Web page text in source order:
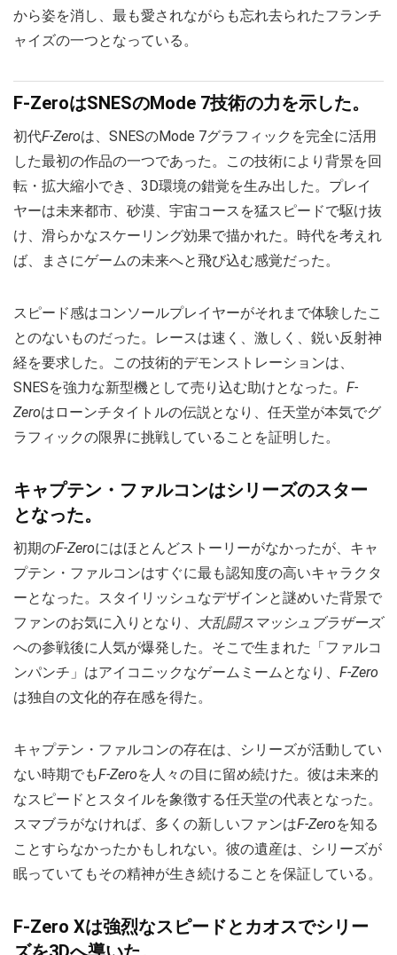
から姿を消し、最も愛されながらも忘れ去られたフランチ
ャイズの一つとなっている。
F-ZeroはSNESのMode 7技術の力を示した。
初代F-Zeroは、SNESのMode 7グラフィックを完全に活用
した最初の作品の一つであった。この技術により背景を回
転・拡大縮小でき、3D環境の錯覚を生み出した。プレイ
ヤーは未来都市、砂漠、宇宙コースを猛スピードで駆け抜
け、滑らかなスケーリング効果で描かれた。時代を考えれ
ば、まさにゲームの未来へと飛び込む感覚だった。
スピード感はコンソールプレイヤーがそれまで体験したこ
とのないものだった。レースは速く、激しく、鋭い反射神
経を要求した。この技術的デモンストレーションは、
SNESを強力な新型機として売り込む助けとなった。 F-
Zeroはローンチタイトルの伝説となり、任天堂が本気でグ
ラフィックの限界に挑戦していることを証明した。
キャプテン・ファルコンはシリーズのスター
となった。
初期のF-Zeroにはほとんどストーリーがなかったが、キャ
プテン・ファルコンはすぐに最も認知度の高いキャラクタ
ーとなった。スタイリッシュなデザインと謎めいた背景で
ファンのお気に入りとなり、
大乱闘スマッシュブラザーズ
への参戦後に人気が爆発した。そこで生まれた「ファルコ
ンパンチ」はアイコニックなゲームミームとなり、 F-Zero
は独自の文化的存在感を得た。
キャプテン・ファルコンの存在は、シリーズが活動してい
ない時期でもF-Zeroを人々の目に留め続けた。彼は未来的
なスピードとスタイルを象徴する任天堂の代表となった。
スマブラがなければ、多くの新しいファンはF-Zeroを知る
ことすらなかったかもしれない。彼の遺産は、シリーズが
眠っていてもその精神が生き続けることを保証している。
F-Zero Xは強烈なスピードとカオスでシリー